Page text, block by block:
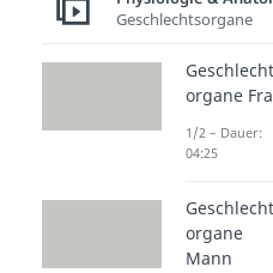
„Mahlzähne
Mahlzähne
nennst du
Schon
vier
befinden
keine
Geschlechtsorgane
organe
1/2 – Dauer:
04:25
organe
Mann